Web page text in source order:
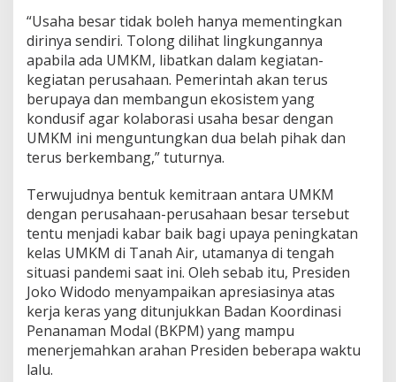
“Usaha besar tidak boleh hanya mementingkan
dirinya sendiri. Tolong dilihat lingkungannya
apabila ada UMKM, libatkan dalam kegiatan-
kegiatan perusahaan. Pemerintah akan terus
berupaya dan membangun ekosistem yang
kondusif agar kolaborasi usaha besar dengan
UMKM ini menguntungkan dua belah pihak dan
terus berkembang,” tuturnya.
Terwujudnya bentuk kemitraan antara UMKM
dengan perusahaan-perusahaan besar tersebut
tentu menjadi kabar baik bagi upaya peningkatan
kelas UMKM di Tanah Air, utamanya di tengah
situasi pandemi saat ini. Oleh sebab itu, Presiden
Joko Widodo menyampaikan apresiasinya atas
kerja keras yang ditunjukkan Badan Koordinasi
Penanaman Modal (BKPM) yang mampu
menerjemahkan arahan Presiden beberapa waktu
lalu.